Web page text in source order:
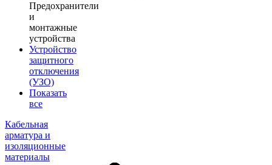
Предохранители
и
монтажные
устройства
Устройство
защитного
отключения
(УЗО)
Показать
все
Кабельная
арматура и
изоляционные
материалы